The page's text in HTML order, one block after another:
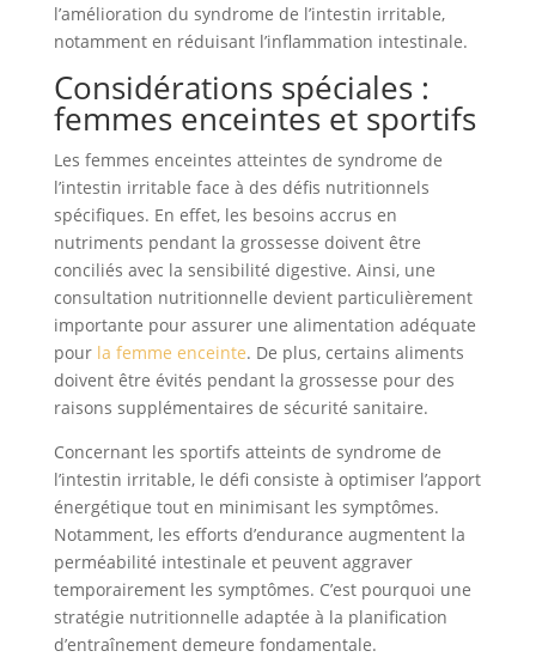
l’amélioration du syndrome de l’intestin irritable,
notamment en réduisant l’inflammation intestinale.
Considérations spéciales :
femmes enceintes et sportifs
Les femmes enceintes atteintes de syndrome de
l’intestin irritable face à des défis nutritionnels
spécifiques. En effet, les besoins accrus en
nutriments pendant la grossesse doivent être
conciliés avec la sensibilité digestive. Ainsi, une
consultation nutritionnelle devient particulièrement
importante pour assurer une alimentation adéquate
pour la femme enceinte. De plus, certains aliments
doivent être évités pendant la grossesse pour des
raisons supplémentaires de sécurité sanitaire.
Concernant les sportifs atteints de syndrome de
l’intestin irritable, le défi consiste à optimiser l’apport
énergétique tout en minimisant les symptômes.
Notamment, les efforts d’endurance augmentent la
perméabilité intestinale et peuvent aggraver
temporairement les symptômes. C’est pourquoi une
stratégie nutritionnelle adaptée à la planification
d’entraînement demeure fondamentale.